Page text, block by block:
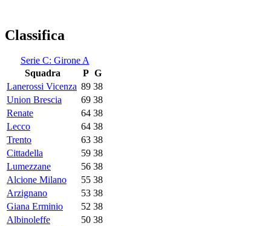
Classifica
Serie C: Girone A
Squadra
P G
Lanerossi Vicenza 89 38
Union Brescia
69 38
Renate
64 38
Lecco
64 38
Trento
63 38
Cittadella
59 38
Lumezzane
56 38
Alcione Milano
55 38
Arzignano
53 38
Giana Erminio
52 38
Albinoleffe
50 38